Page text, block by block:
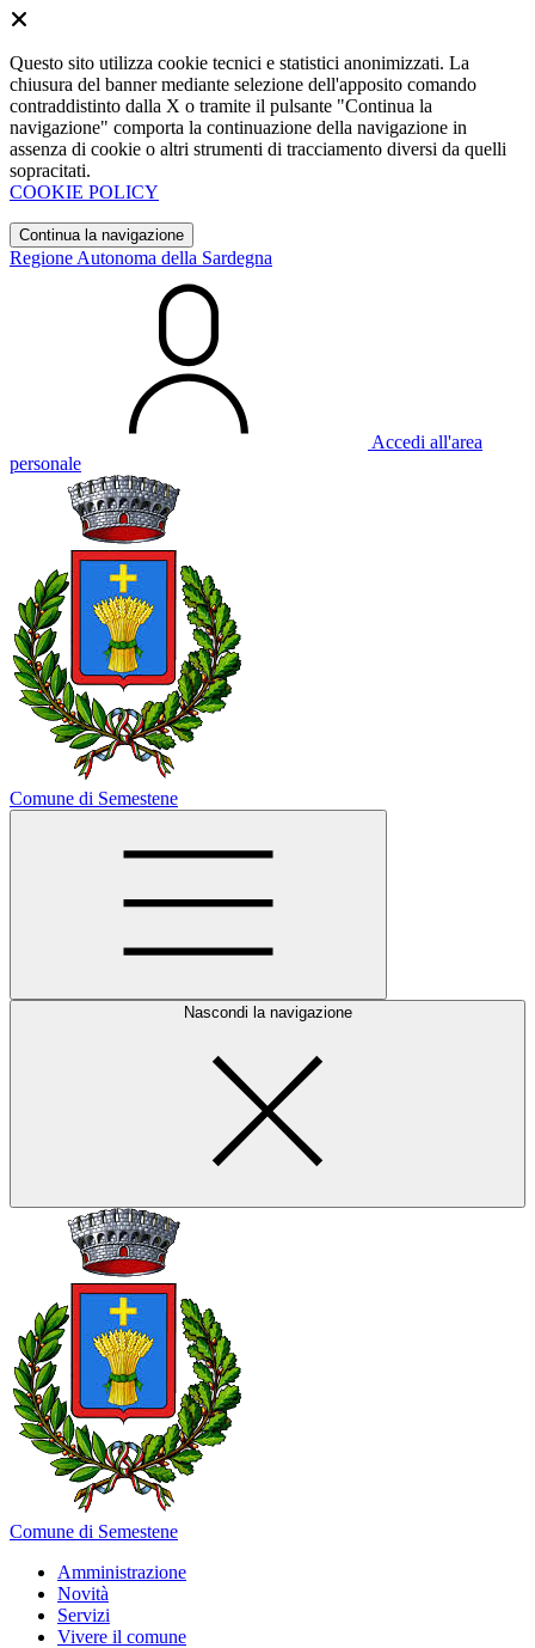
Questo sito utilizza cookie tecnici e statistici anonimizzati. La
chiusura del banner mediante selezione dell'apposito comando
contraddistinto dalla X o tramite il pulsante "Continua la
navigazione" comporta la continuazione della navigazione in
assenza di cookie o altri strumenti di tracciamento diversi da quelli
sopracitati.
COOKIE POLICY
Continua la navigazione
Regione Autonoma della Sardegna
Accedi all'area
personale
Comune di Semestene
Nascondi la navigazione
Comune di Semestene
Amministrazione
Novità
Servizi
Vivere il comune